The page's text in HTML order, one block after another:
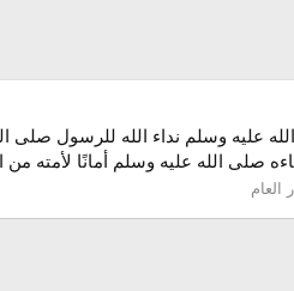
وسلم نداء الله للرسول صلى
صلى الله عليه وسلم أمانًا لأمته
العام